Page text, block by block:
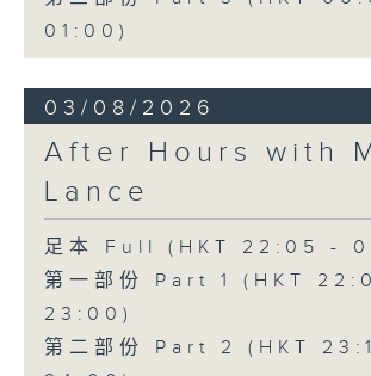
01:00)
03/08/2026
After Hours with
Lance
足本 Full (HKT 22:05 -
第一部份 Part 1 (HKT
23:00)
第二部份 Part 2 (HKT